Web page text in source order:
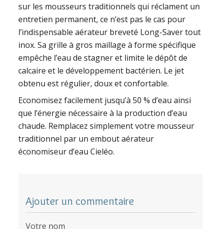
sur les mousseurs traditionnels qui réclament un
entretien permanent, ce n’est pas le cas pour
l’indispensable aérateur breveté Long-Saver tout
inox. Sa grille à gros maillage à forme spécifique
empêche l’eau de stagner et limite le dépôt de
calcaire et le développement bactérien. Le jet
obtenu est régulier, doux et confortable.
Economisez facilement jusqu’à 50 % d’eau ainsi
que l’énergie nécessaire à la production d’eau
chaude. Remplacez simplement votre mousseur
traditionnel par un embout aérateur
économiseur d’eau Cieléo.
Ajouter un commentaire
Votre nom